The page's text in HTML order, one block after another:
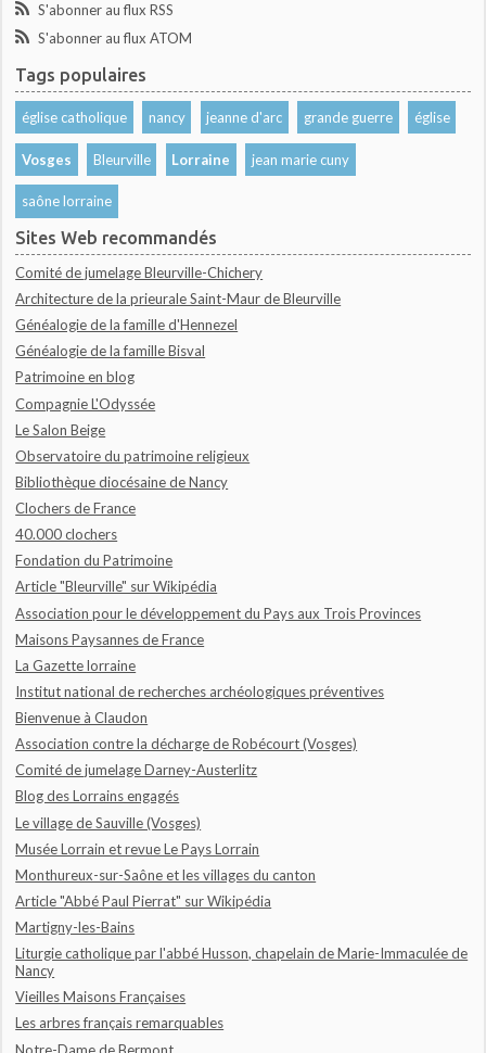
S'abonner au flux RSS
S'abonner au flux ATOM
Tags populaires
église catholique nancy jeanne d'arc grande guerre église
Vosges Bleurville Lorraine jean marie cuny
saône lorraine
Sites Web recommandés
Comité de jumelage Bleurville-Chichery
Architecture de la prieurale Saint-Maur de Bleurville
Généalogie de la famille d'Hennezel
Généalogie de la famille Bisval
Patrimoine en blog
Compagnie L'Odyssée
Le Salon Beige
Observatoire du patrimoine religieux
Bibliothèque diocésaine de Nancy
Clochers de France
40.000 clochers
Fondation du Patrimoine
Article "Bleurville" sur Wikipédia
Association pour le développement du Pays aux Trois Provinces
Maisons Paysannes de France
La Gazette lorraine
Institut national de recherches archéologiques préventives
Bienvenue à Claudon
Association contre la décharge de Robécourt (Vosges)
Comité de jumelage Darney-Austerlitz
Blog des Lorrains engagés
Le village de Sauville (Vosges)
Musée Lorrain et revue Le Pays Lorrain
Monthureux-sur-Saône et les villages du canton
Article "Abbé Paul Pierrat" sur Wikipédia
Martigny-les-Bains
Liturgie catholique par l'abbé Husson, chapelain de Marie-Immaculée de
Nancy
Vieilles Maisons Françaises
Les arbres français remarquables
Notre-Dame de Bermont